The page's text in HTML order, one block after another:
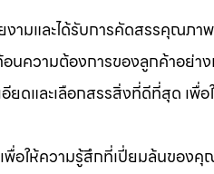
งามและได้รับการคัดสรรคุณภ
นความต้องการของลูกค้าอย่
ยดและเลือกสรรสิ่งที่ดีที่สุด เพื่
เพื่อให้ความรู้สึกที่เปี่ยมล้นขอ